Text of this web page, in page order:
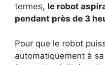
termes, le robot
pendant près de 3
Pour que le robot
automatiquement à